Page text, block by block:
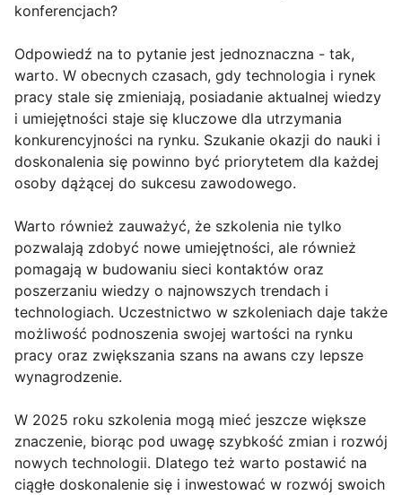
konferencjach?
Odpowiedź na to pytanie jest jednoznaczna - tak,
warto. W obecnych czasach, gdy technologia i rynek
pracy stale się zmieniają, posiadanie aktualnej wiedzy
i umiejętności staje się kluczowe dla utrzymania
konkurencyjności na rynku. Szukanie okazji do nauki i
doskonalenia się powinno być priorytetem dla każdej
osoby dążącej do sukcesu zawodowego.
Warto również zauważyć, że szkolenia nie tylko
pozwalają zdobyć nowe umiejętności, ale również
pomagają w budowaniu sieci kontaktów oraz
poszerzaniu wiedzy o najnowszych trendach i
technologiach. Uczestnictwo w szkoleniach daje także
możliwość podnoszenia swojej wartości na rynku
pracy oraz zwiększania szans na awans czy lepsze
wynagrodzenie.
W 2025 roku szkolenia mogą mieć jeszcze większe
znaczenie, biorąc pod uwagę szybkość zmian i rozwój
nowych technologii. Dlatego też warto postawić na
ciągłe doskonalenie się i inwestować w rozwój swoich